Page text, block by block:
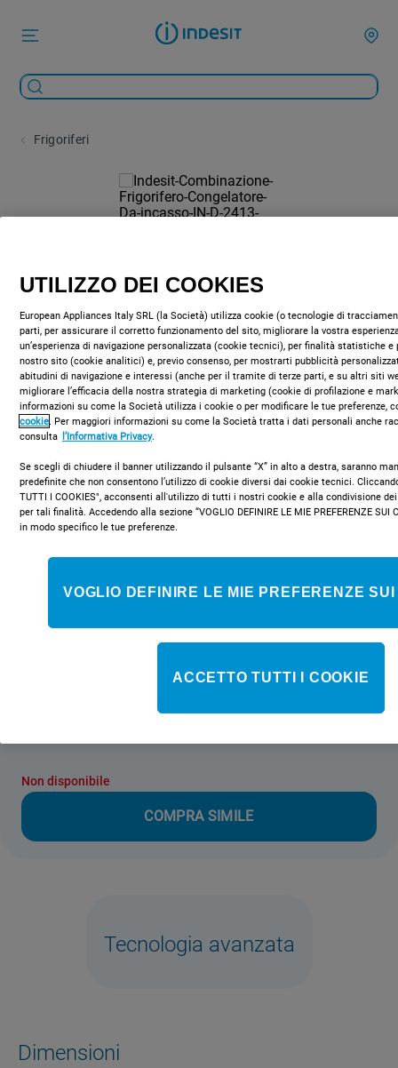
Frigoriferi
IN D 2413
Indesit: ripiani in vetro con profilati anteriori che aggiungono
robustezza, eleganza e maggiore sicurezza. Comodo porta-
Non disponibile
COMPRA SIMILE
Tecnologia avanzata
Dimensioni
UTILIZZO DEI COOKIES
European Appliances Italy SRL (la Società) utilizza cookie (o tecnologie di
parti, per assicurare il corretto funzionamento del sito, migliorare la vostra
un’esperienza di navigazione personalizzata (cookie tecnici), per finalità statistiche e
nostro sito (cookie analitici) e, previo consenso, per mostrarti pubblicità
abitudini di navigazione e interessi (anche per il tramite di terze parti, e su altri siti
migliorare l’efficacia della nostra strategia di marketing (cookie di profilazione e
informazioni su come la Società utilizza i cookie o per modificare le tue preferenze,
cookie. Per maggiori informazioni su come la Società tratta i dati personali anche
consulta l’Informativa Privacy.
Se scegli di chiudere il banner utilizzando il pulsante “X” in alto a destra, saranno
predefinite che non consentono l’utilizzo di cookie diversi dai cookie tecnici.
TUTTI I COOKIES", acconsenti all'utilizzo di tutti i nostri cookie e alla condivisione
per tali finalità. Accedendo alla sezione “VOGLIO DEFINIRE LE MIE PREFERENZE SUI
in modo specifico le tue preferenze.
VOGLIO DEFINIRE LE MIE PREFERENZE
ACCETTO TUTTI I COOKIE